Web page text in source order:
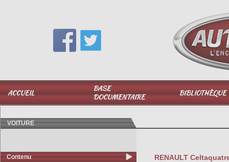
ACCUEIL
BASE
DOCUMENTAIRE
BIBLIOTHÈQUE
06 51 040 025
VOITURE
Contenu RENAULT